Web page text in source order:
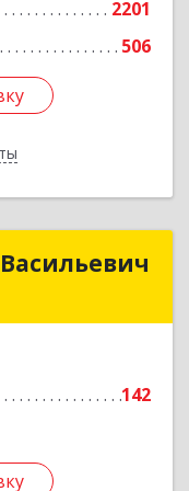
2201
506
Подробнее
142
Подробнее